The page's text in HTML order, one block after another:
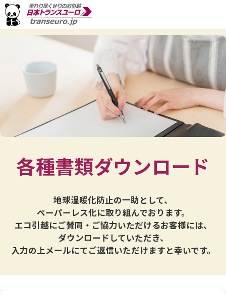
各種書類ダウンロード
地球温暖化防止の一助として、
ペーパーレス化に取り組んでおります。
エコ引越にご賛同・ご協力いただけるお客様には、
ダウンロードしていただき、
入力の上メールにてご返信いただけますと幸いです。